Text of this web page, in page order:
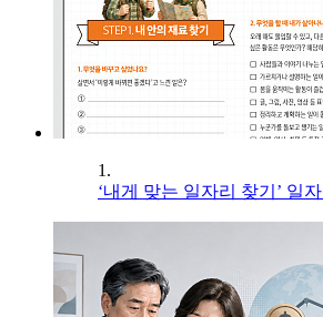
1.
‘내게 맞는 일자리 찾기’ 일